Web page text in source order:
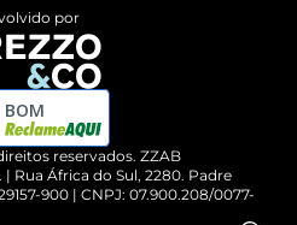
reservados. ZZAB
Rua África do Sul, 2280. Padre
900 | CNPJ: 07.900.208/0077-
por
BOM